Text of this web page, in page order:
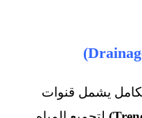
يشمل قنوات